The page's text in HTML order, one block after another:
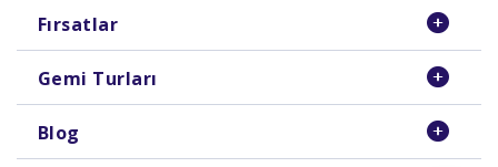
Fırsatlar
Gemi Turları
Blog